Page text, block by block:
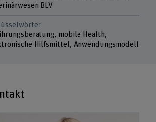
BLV
mobile Health,
Hilfsmittel, Anwendungsmodell